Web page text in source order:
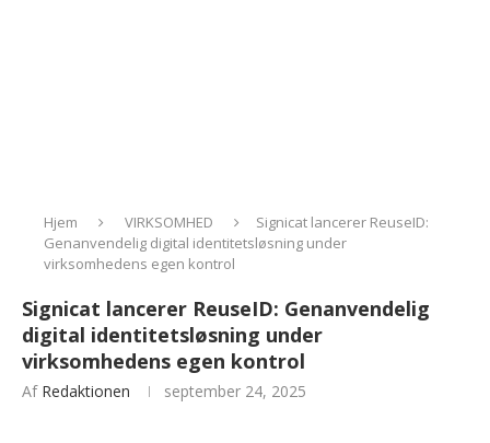
Hjem VIRKSOMHED
Signicat lancerer ReuseID:
Genanvendelig digital identitetsløsning under
virksomhedens egen kontrol
Signicat lancerer ReuseID: Genanvendelig
digital identitetsløsning under
virksomhedens egen kontrol
Af Redaktionen september 24, 2025